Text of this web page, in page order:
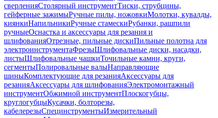
сверленияСтолярный инструментТиски, струбцины,
гейферные зажимыРучные пилы, ножовкиМолотки, кувалды,
киянкиНапильникиРучные стамескиРубанки, рашпили
ручныеОснастка и аксессуары для резания и
шлифованияОтрезные, пильные дискиПильные полотна для
электроинструментаФрезыШлифовальные диски, насадки,
листыШлифовальные чашкиТочильные камни, круги,
сегментыПолировальные валыНаправляющие
шиныКомплектующие для резанияАксессуары для
резанияАксессуары для шлифованияЭлектромонтажный
инструментОбжимной инструментПлоскогубцы,
круглогубцыКусачки, болторезы,
кабелерезыСпецинструментыИзмерительный